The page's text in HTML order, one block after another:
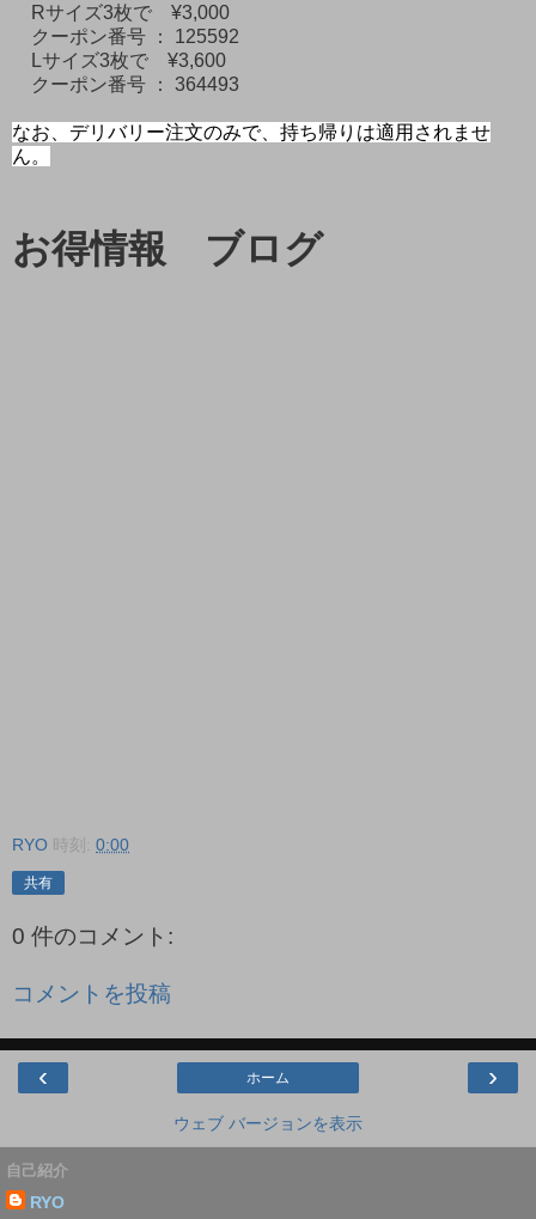
Rサイズ3枚で ¥3,000
クーポン番号 ： 125592
Lサイズ3枚で ¥3,600
クーポン番号 ： 364493
なお、デリバリー注文のみで、持ち帰りは適用されませ
ん。
お得情報 ブログ
RYO 時刻: 0:00
共有
0 件のコメント:
コメントを投稿
‹ ›
ホーム
ウェブ バージョンを表示
自己紹介
RYO